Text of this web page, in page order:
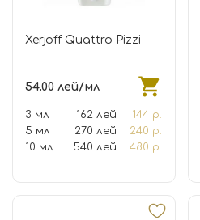
Xerjoff Quattro Pizzi
54.00 лей/мл
3 мл 162 лей
144 р.
5 мл
270 лей
240 р.
10 мл
540 лей 480 р.